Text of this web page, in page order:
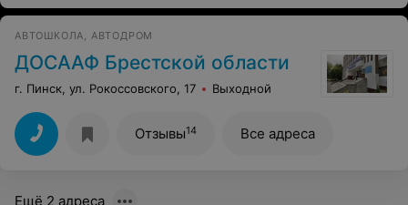
АВТОШКОЛА, АВТОДРОМ
ДОСААФ Брестской области
г. Пинск, ул. Рокоссовского, 17 Выходной
Отзывы14 Все адреса
Ещё 2 адреса